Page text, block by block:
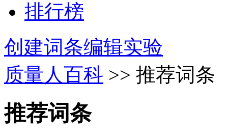
排行榜
创建词条编辑实验
质量人百科 >> 推荐词条
推荐词条